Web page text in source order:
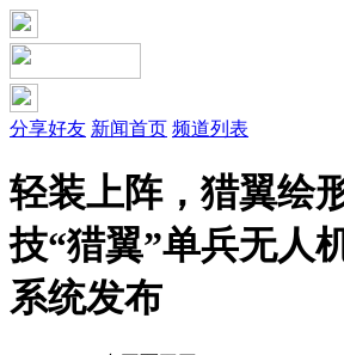
分享好友 新闻首页 频道列表
轻装上阵，猎翼绘
技“猎翼”单兵无人
系统发布